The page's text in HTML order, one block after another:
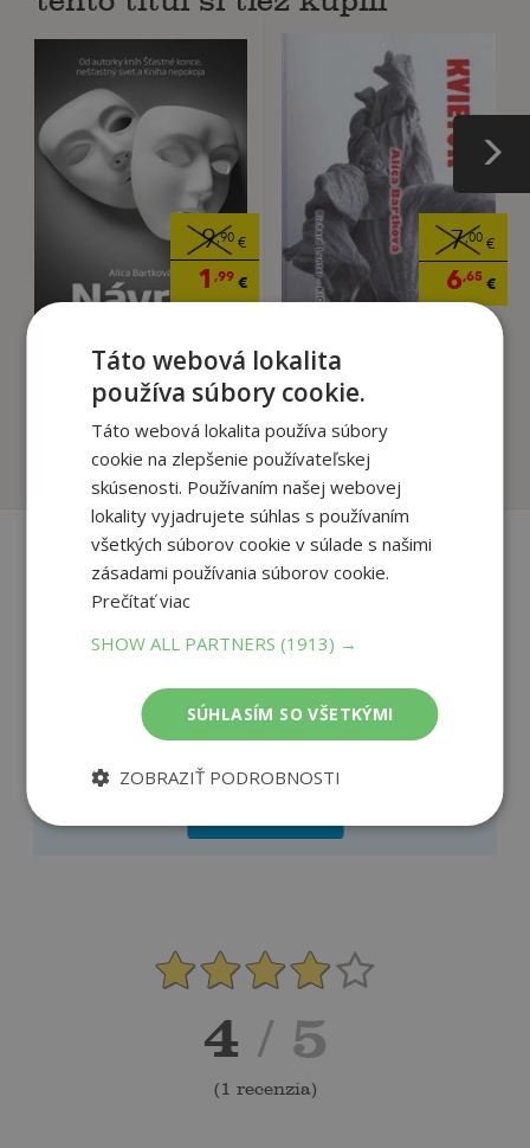
9,90€
1 ,99€
Návrat
Bartková Alica
Na sklade
7,00€
6,65€
Bartková Alica
Na sklade
Recenzie čitateľov
Ako sa vám páčila kniha?
4 / 5
(1 recenzia)
Táto webová lokalita
používa súbory cookie.
Táto webová lokalita používa súbory
cookie na zlepšenie používateľskej
skúsenosti. Používaním našej webovej
lokality vyjadrujete súhlas s používaním
všetkých súborov cookie v súlade s našimi
zásadami používania súborov cookie.
Prečítať viac
SHOW ALL PARTNERS(1913) →
SÚHLASÍM SO VŠETKÝMI
ZOBRAZIŤ PODROBNOSTI